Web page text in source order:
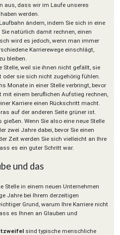
aus, dass wir im Laufe unseres
werden.
ändern, indem Sie sich in eine
natürlich damit rechnen, einen
wird es jedoch, wenn man immer
Karrierewege einschlägt,
bleiben.
Stelle, weil sie ihnen nicht gefällt, sie
sie sich nicht zugehörig fühlen.
Monate in einer Stelle verbringt, bevor
einem beruflichen Aufstieg rechnen,
Karriere einen Rückschritt macht.
auf der anderen Seite grüner ist.
Wenn Sie also eine neue Stelle
zwei Jahre dabei, bevor Sie einen
Zeit werden Sie sich vielleicht an Ihre
es ein guter Schritt war.
und das
Stelle in einem neuen Unternehmen
Jahre bei Ihrem derzeitigen
Grund, warum Ihre Karriere nicht
es Ihnen an Glauben und
sind typische menschliche